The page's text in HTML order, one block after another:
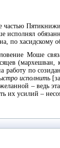
по хасидскому
Моше
работу по
исполнить
– ведь
их усилий –